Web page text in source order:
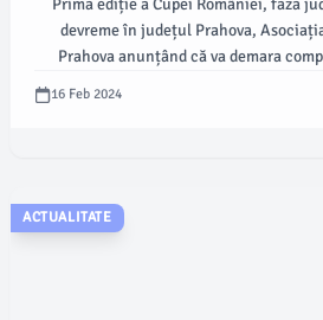
Prima ediție a Cupei României, faza
devreme în județul Prahova,
Prahova anunțând că va demara
Înregistrarea în campionat s-a făcut la
opțională, iar 18 echipe au decis să
16 Feb 2024
ACTUALITATE